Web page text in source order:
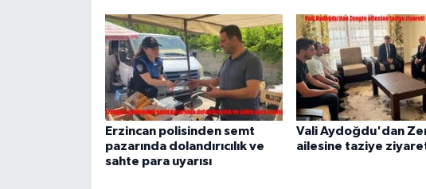
Erzincan polisinden semt
pazarında dolandırıcılık ve
sahte para uyarısı
Vali Aydoğdu'dan
ailesine taziye